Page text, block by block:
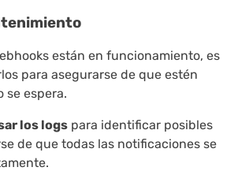
están en funcionamiento, es
para asegurarse de que estén
se espera.
los logs para identificar posibles
de que todas las notificaciones se